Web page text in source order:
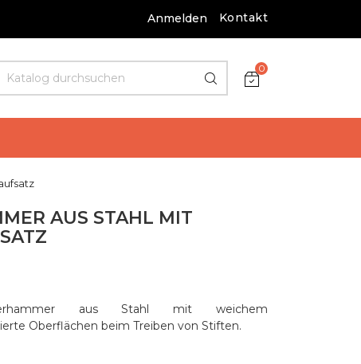
Anmelden Kontakt
0
AUS STAHL MIT
aus Stahl mit weichem
Oberflächen beim Treiben von Stiften.